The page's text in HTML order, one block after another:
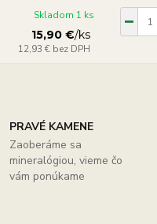
15,90 €/ks
12,93 € bez DPH
Skladom 1 ks
PRAVÉ KAMENE
Zaoberáme sa
mineralógiou, vieme čo
vám ponúkame